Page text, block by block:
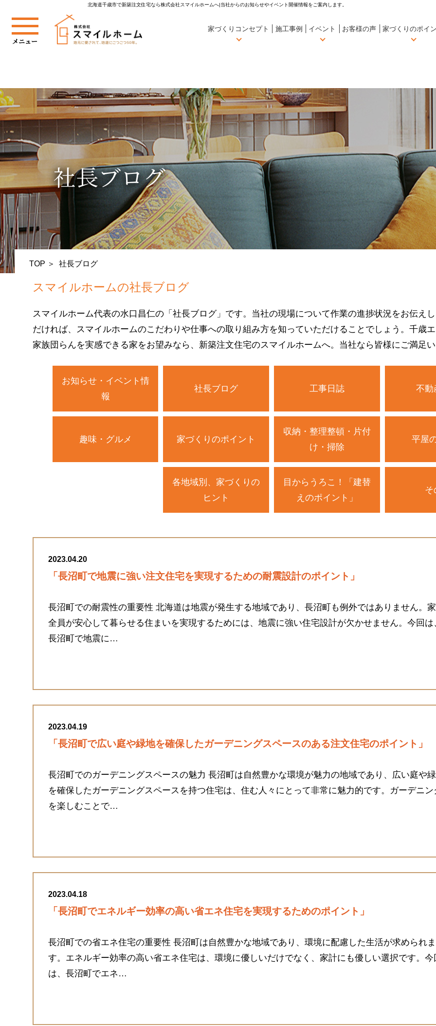
北海道千歳市で新築注文住宅なら株式会社スマイルホームへ|当社からのお知らせやイベント開催情報をご案内します。
家づくりコンセプト 施工事例 イベント お客様の声 家づくりのポイ
社長ブログ
TOP 社長ブログ
スマイルホームの社長ブログ
スマイルホーム代表の水口昌仁の「社長ブログ」です。当社の現場について作業の進捗状況をお伝え
だければ、スマイルホームのこだわりや仕事への取り組み方を知っていただけることでしょう。千歳
家族団らんを実感できる家をお望みなら、新築注文住宅のスマイルホームへ。当社なら皆様にご満足
お知らせ・イベント情
報
社長ブログ 工事日誌 不動
趣味・グルメ 家づくりのポイント
収納・整理整頓・片付
け・掃除
平屋
各地域別、家づくりの
ヒント
目からうろこ！「建替
えのポイント」
そ
2023.04.20
「長沼町で地震に強い注文住宅を実現するための耐震設計のポイント」
長沼町での耐震性の重要性 北海道は地震が発生する地域であり、長沼町も例外ではありません。
全員が安心して暮らせる住まいを実現するためには、地震に強い住宅設計が欠かせません。今回は
長沼町で地震に…
2023.04.19
「長沼町で広い庭や緑地を確保したガーデニングスペースのある注文住宅のポイント」
長沼町でのガーデニングスペースの魅力 長沼町は自然豊かな環境が魅力の地域であり、広い庭や
を確保したガーデニングスペースを持つ住宅は、住む人々にとって非常に魅力的です。ガーデニン
を楽しむことで…
2023.04.18
「長沼町でエネルギー効率の高い省エネ住宅を実現するためのポイント」
長沼町での省エネ住宅の重要性 長沼町は自然豊かな地域であり、環境に配慮した生活が求められま
す。エネルギー効率の高い省エネ住宅は、環境に優しいだけでなく、家計にも優しい選択です。今
は、長沼町でエネ…